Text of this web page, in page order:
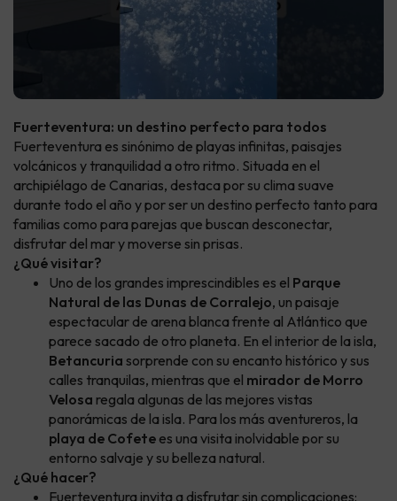
Fuerteventura: un destino perfecto para todos
Fuerteventura es sinónimo de playas infinitas, paisajes
volcánicos y tranquilidad a otro ritmo. Situada en el
archipiélago de Canarias, destaca por su clima suave
durante todo el año y por ser un destino perfecto tanto para
familias como para parejas que buscan desconectar,
disfrutar del mar y moverse sin prisas.
¿Qué visitar?
Uno de los grandes imprescindibles es el Parque
Natural de las Dunas de Corralejo, un paisaje
espectacular de arena blanca frente al Atlántico que
parece sacado de otro planeta. En el interior de la isla,
Betancuria sorprende con su encanto histórico y sus
calles tranquilas, mientras que el mirador de Morro
Velosa regala algunas de las mejores vistas
panorámicas de la isla. Para los más aventureros, la
playa de Cofete es una visita inolvidable por su
entorno salvaje y su belleza natural.
¿Qué hacer?
Fuerteventura invita a disfrutar sin complicaciones: